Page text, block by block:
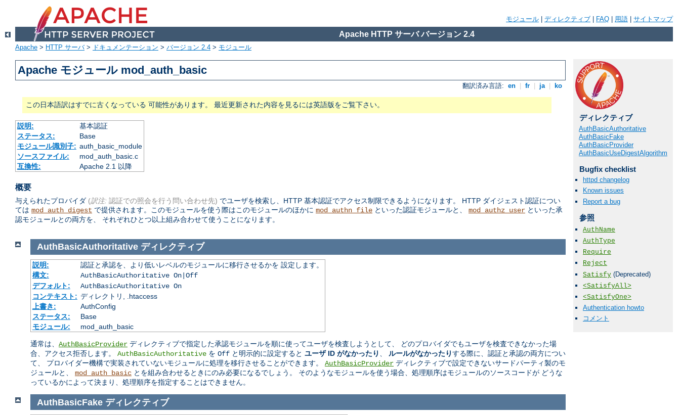
モジュール ディレクティブ FAQ 用語 サイトマップ
Apache HTTP サーバ バージョン 2.4
Apache > HTTP サーバ> ドキュメンテーション > バージョン 2.4 > モジュール
Apache モジュール mod_auth_basic
翻訳済み言語: en fr ja ko
この日本語訳はすでに古くなっている 可能性があります。 最近更新された内容を見るには英語版をご覧下さい。
説明:
基本認証
ステータス:
Base
モジュール識別子: auth_basic_module
ソースファイル:
mod_auth_basic.c
互換性:
Apache 2.1 以降
概要
与えられたプロバイダ (訳注: 認証での照会を行う問い合わせ先) でユーザを検索し、HTTP 基本認証でアクセス制限できるようになります。 HTTP ダイジェスト認証につい
ては mod_auth_digest で提供されます。このモジュールを使う際はこのモジュールのほかに mod_authn_file といった認証モジュールと、 mod_authz_user といった承
認モジュールとの両方を、 それぞれひとつ以上組み合わせて使うことになります。
ディレクティブ
AuthBasicAuthoritative
AuthBasicFake
AuthBasicProvider
AuthBasicUseDigestAlgorithm
Bugfix checklist
httpd changelog
Known issues
Report a bug
参照
AuthName
AuthType
Require
Reject
Satisfy (Deprecated)
<SatisfyAll>
<SatisfyOne>
Authentication howto
コメント
AuthBasicAuthoritative ディレクティブ
説明:
認証と承認を、より低いレベルのモジュールに移行させるかを 設定します。
構文:
AuthBasicAuthoritative On|Off
デフォルト:
AuthBasicAuthoritative On
コンテキスト: ディレクトリ, .htaccess
上書き:
AuthConfig
ステータス:
Base
モジュール:
mod_auth_basic
通常は、 AuthBasicProvider ディレクティブで指定した承認モジュールを順に使ってユーザを検査しようとして、 どのプロバイダでもユーザを検査できなかった場
合、アクセス拒否します。 AuthBasicAuthoritative を Off と明示的に設定すると ユーザ ID がなかったり ルールがなかったりする際に、認証と承認の両方につい
て、 プロバイダー機構で実装されていないモジュールに処理を移行させることができます。 AuthBasicProvider ディレクティブで設定できないサードパーティ製のモ
ジュールと、 mod_auth_basic とを組み合わせるときにのみ必要になるでしょう。 そのようなモジュールを使う場合、処理順序はモジュールのソースコードが どうな
っているかによって決まり、処理順序を指定することはできません。
AuthBasicFake ディレクティブ